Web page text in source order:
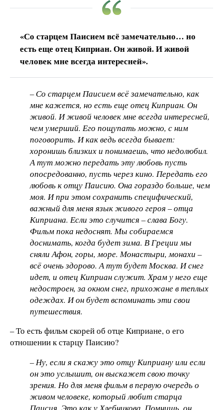
«Со старцем Паисием всё замечательно… но
есть еще отец Киприан. Он живой. И живой
человек мне всегда интересней».
– Со старцем Паисием всё замечательно, как
мне кажется, но есть еще отец Киприан. Он
живой. И живой человек мне всегда интересней,
чем умерший. Его пощупать можно, с ним
поговорить. И как ведь всегда бывает:
хоронишь близких и понимаешь, что недолюбил.
А тут можно передать эту любовь пусть
опосредованно, пусть через кино. Передать его
любовь к отцу Паисию. Она гораздо больше, чем
моя. И при этом сохранить специфический,
важный для меня язык живого героя – отца
Киприана. Если это случится – слава Богу.
Фильм пока недоснят. Мы собираемся
доснимать, когда будет зима. В Греции мы
сняли Афон, горы, море. Монастыри, монахи –
всё очень здорово. А тут будет Москва. И снег
идет, и отец Киприан служит. Храм у него еще
недостроен, за окном снег, прихожане в теплых
одеждах. И он будет вспоминать эти свои
путешествия.
– То есть фильм скорей об отце Киприане, о его
отношении к старцу Паисию?
– Ну, если я скажу это отцу Киприану или если
он это услышит, он выскажет свою точку
зрения. Но для меня фильм в первую очередь о
живом человеке, который любит старца